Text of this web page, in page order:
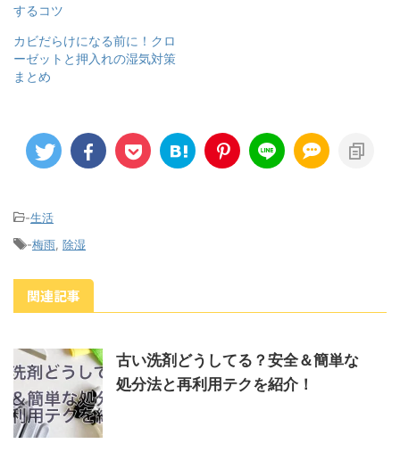
するコツ
カビだらけになる前に！クロ
ーゼットと押入れの湿気対策
まとめ
-生活
-梅雨 除湿
関連記事
古い洗剤どうしてる？安全＆簡単な
処分法と再利用テクを紹介！